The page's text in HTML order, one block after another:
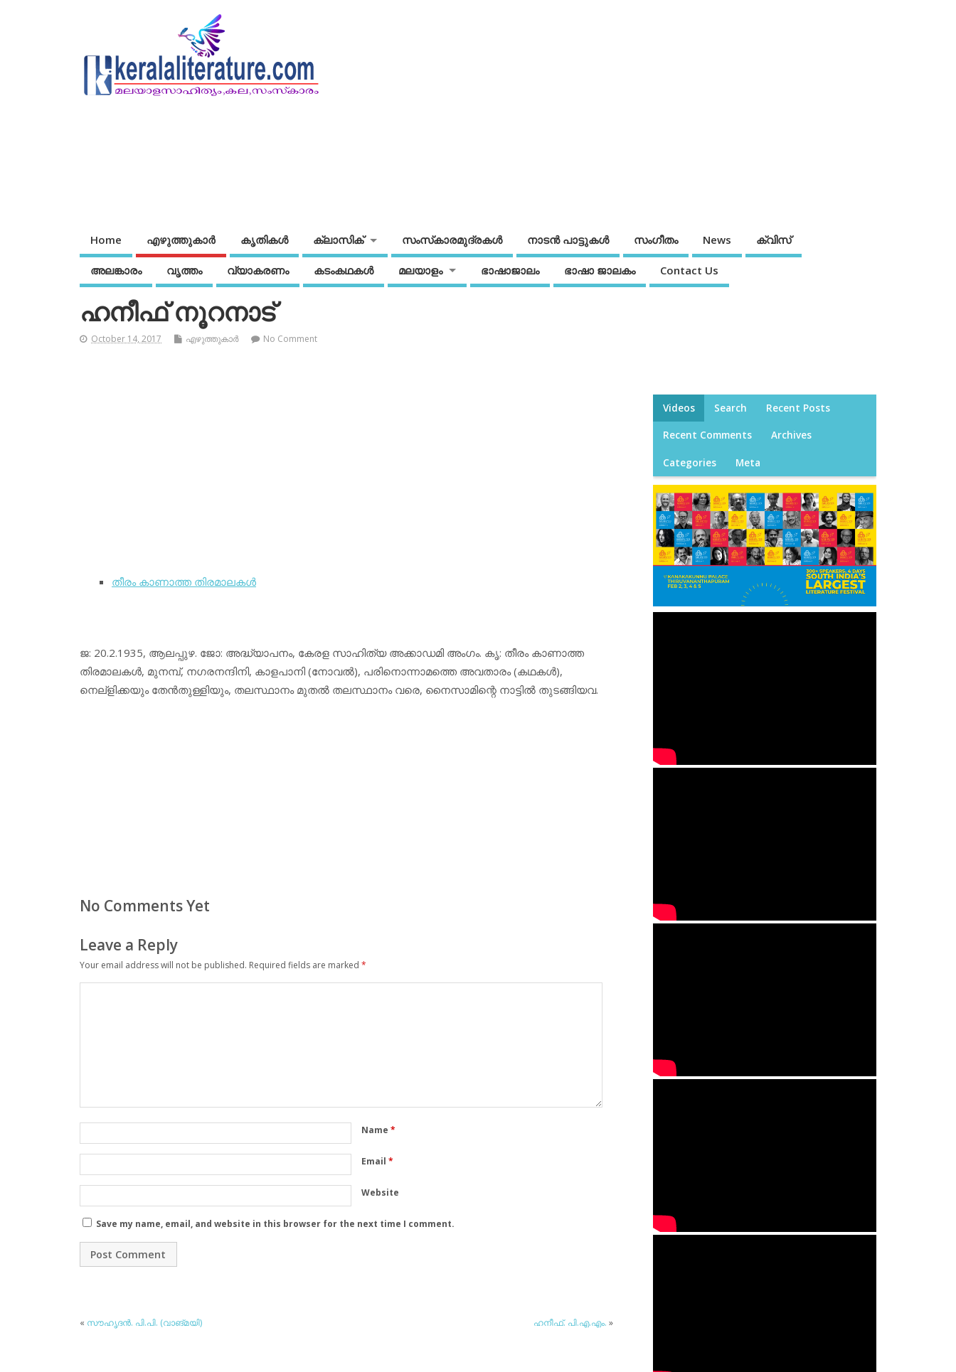
Home എഴുത്തുകാര്‍ കൃതികൾ ക്ലാസിക് സംസ്‌കാരമുദ്രകള്‍ നാടന്‍ പാട്ടുകള്‍ സംഗീതം News ക്വിസ്
അലങ്കാരം വൃത്തം വ്യാകരണം കടംകഥകള്‍ മലയാളം ഭാഷാജാലം ഭാഷാ ജാലകം Contact Us
ഹനീഫ് നൂറനാട്
October 14, 2017 എഴുത്തുകാര്‍ No Comment
തീരം കാണാത്ത തിരമാലകള്‍
ജ: 20.2.1935, ആലപ്പുഴ. ജോ: അദ്ധ്യാപനം, കേരള സാഹിത്യ അക്കാഡമി അംഗം. കൃ: തീരം കാണാത്ത
തിരമാലകള്‍, മുനമ്പ്, നഗരനന്ദിനി, കാളപാനി (നോവല്‍), പരിനൊന്നാമത്തെ അവതാരം (കഥകള്‍),
നെല്‌ളിക്കയും തേന്‍തുള്ളിയും, തലസ്ഥാനം മുതല്‍ തലസ്ഥാനം വരെ, നൈസാമിന്റെ നാട്ടില്‍ തുടങ്ങിയവ.
No Comments Yet
Leave a Reply
Your email address will not be published. Required fields are marked *
Name *
Email *
Website
Save my name, email, and website in this browser for the next time I comment.
« സൗഹൃദന്‍. പി.പി. (വാങ്മയി) ഹനീഫ്. പി.എ.എം. »
Videos Search Recent Posts
Recent Comments Archives
Categories Meta